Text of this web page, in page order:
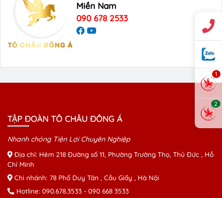
Miền Nam
090 678 2533
TẬP ĐOÀN TÔ CHÂU ĐÔNG Á
Nhanh chóng Tiện Lợi Chuyên Nghiệp
Địa chỉ: Hẻm 218 Đường số 11, Phường Trường Thọ, Thủ Đức , Hồ
Chí Minh
Chi nhánh: 78 Phố Duy Tân , Cầu Giấy , Hà Nội
Hotline: 090.678.3533 - 090 668 3533
1
2